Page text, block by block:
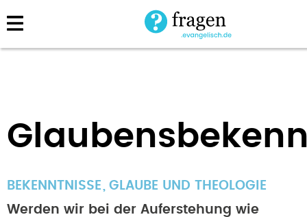
Direkt
zum
BEKENNTNISSE
GLAUBE UND THEOLOGIE
Werden wir bei der Auferstehung wie